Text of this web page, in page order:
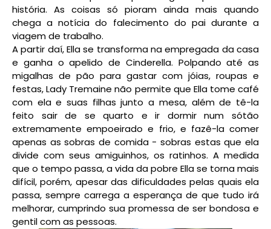
história. As coisas só pioram ainda mais quando
chega a notícia do falecimento do pai durante a
viagem de trabalho.
A partir daí, Ella se transforma na empregada da casa
e ganha o apelido de Cinderella. Polpando até as
migalhas de pão para gastar com jóias, roupas e
festas, Lady Tremaine não permite que Ella tome café
com ela e suas filhas junto a mesa, além de tê-la
feito sair de se quarto e ir dormir num sótão
extremamente empoeirado e frio, e fazê-la comer
apenas as sobras de comida - sobras estas que ela
divide com seus amiguinhos, os ratinhos. A medida
que o tempo passa, a vida da pobre Ella se torna mais
difícil, porém, apesar das dificuldades pelas quais ela
passa, sempre carrega a esperança de que tudo irá
melhorar, cumprindo sua promessa de ser bondosa e
gentil com as pessoas.